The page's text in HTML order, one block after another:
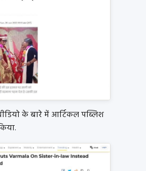
के बारे में आर्टिकल पब्लिश